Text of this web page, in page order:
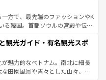
実しており、サーフィンやダイ
アウトドア好きにはたまらな
な魅力を存分に味わいつくそ
ある台湾東部など、都市の喧騒
おり、訪れる人に新しい発見と
また、奥深い台湾の食文化も魅
ツなど、バラエティ豊かな料理
方で、最先端のファッションやK
る韓国。首都ソウルの宮殿や伝統
季折々の自然美を楽しむことが
焼肉、絶品のストリートフード
が待っている。夜には、韓国な
能できる。あたたかいホスピタ
観光ガイド・有名観光スポ
魅力的なベトナム。南北に細長
田園風景や青々とした山々、世